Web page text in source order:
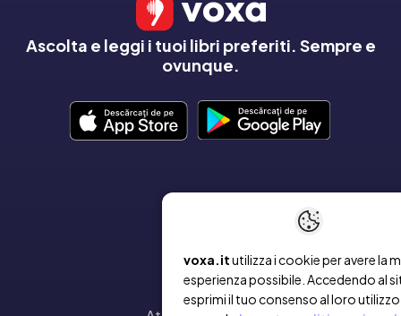
voxa.itutilizza i cookie per avere la
esperienza possibile. Accedendo al
esprimi il tuo consenso al loro utilizzo
Ascolta e leggi i tuoi libri preferiti. Sempre e
ovunque.
AZIENDA
Contatto